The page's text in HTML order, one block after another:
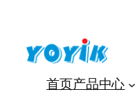
首页产品中心